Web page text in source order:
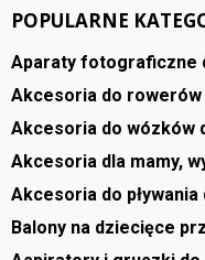
POPULARNE
Aparaty fotograficzne
Akcesoria do
Akcesoria do wózków
Akcesoria dla mamy,
Akcesoria do
Balony na dziecięce